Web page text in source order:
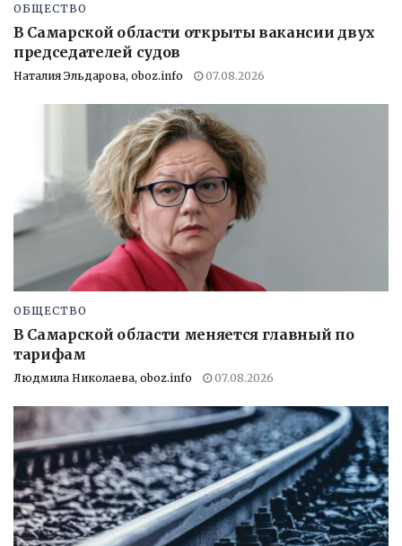
ОБЩЕСТВО
В Самарской области открыты вакансии двух
председателей судов
Наталия Эльдарова, oboz.info 07.08.2026
ОБЩЕСТВО
В Самарской области меняется главный по
тарифам
Людмила Николаева, oboz.info 07.08.2026